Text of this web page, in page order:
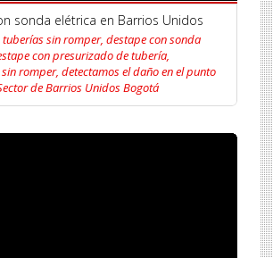
sonda elétrica en Barrios Unidos
sin romper, destape con sonda
con presurizado de tubería,
romper, detectamos el daño en el punto
de Barrios Unidos Bogotá